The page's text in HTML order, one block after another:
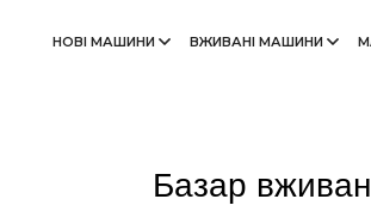
НОВІ МАШИНИ ВЖИВАНІ МАШИНИ
Базар